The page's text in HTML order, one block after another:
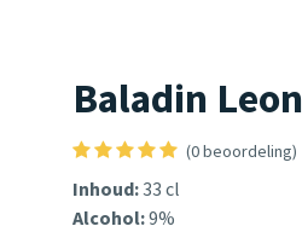
Baladin Leon
(0 beoordeling)
Inhoud:33 cl
Alcohol:9%